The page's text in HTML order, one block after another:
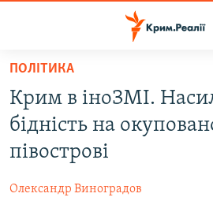
Перейти
основного
матеріалу
Перейти
до
основної
ВОДА.КРИМ
ВІДЕО ТА ФОТО
БЛОГИ
ПОЛІТИКА
Крим в іноЗМІ.
бідність на
півострові
Олександр Виноградов